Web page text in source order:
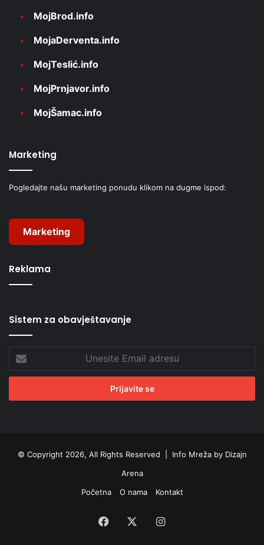
MojBrod.info
MojaDerventa.info
MojTeslić.info
MojPrnjavor.info
MojŠamac.info
Marketing
Pogledajte našu marketing ponudu klikom na dugme ispod:
Marketing
Reklama
Sistem za obavještavanje
Email
adresu
© Copyright 2026, All Rights Reserved | Info Mreža by Dizajn
Arena
Početna
O nama Kontakt
Facebook Instagram